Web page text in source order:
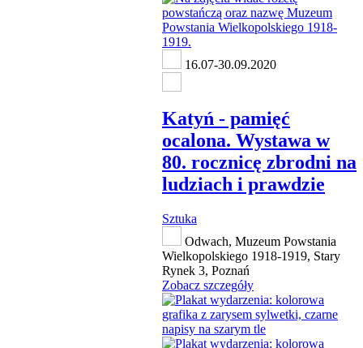
16.07-30.09.2020
Katyń - pamięć
ocalona. Wystawa w
80. rocznicę zbrodni na
ludziach i prawdzie
Sztuka
Odwach, Muzeum Powstania
Wielkopolskiego 1918-1919, Stary
Rynek 3, Poznań
Zobacz szczegóły